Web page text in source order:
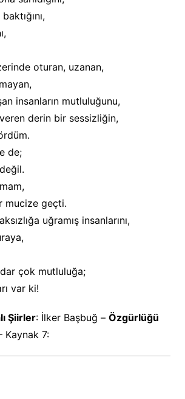
oturan, uzanan,
insanların mutluluğunu,
derin bir sessizliğin,
de;
mucize geçti.
uğramış insanlarını,
çok mutluluğa;
var ki!
Şiirler: İlker Başbuğ – Özgürlüğü
Kaynak 7: